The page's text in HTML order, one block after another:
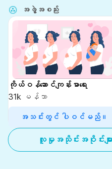
အဖွဲ့အစည်း
ကိုယ်ဝန်ဆောင်ကျန်းမာရေး
31k မန်ဘာ
အသင်းတွင် ပါဝင်မည်။
လူမှုအသိုင်းအဝိုင်းမျာ